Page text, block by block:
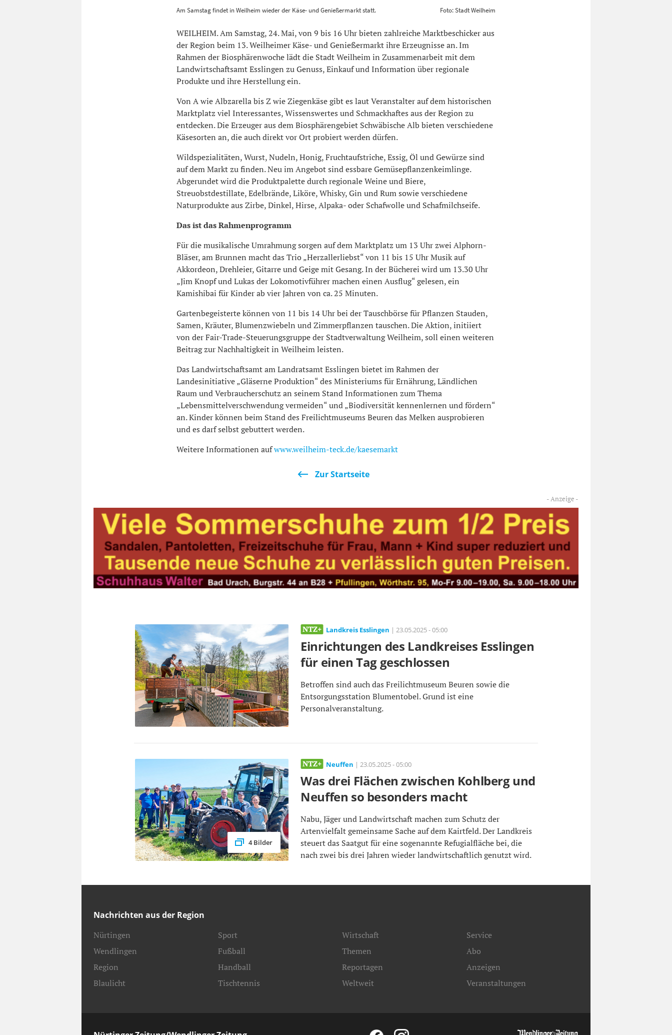
Weilheim 1200800
Am Samstag findet in Weilheim wieder der Käse- und Genießermarkt statt. Foto: Stadt Weilheim
WEILHEIM. Am Samstag, 24. Mai, von 9 bis 16 Uhr bieten zahlreiche Marktbeschicker aus
der Region beim 13. Weilheimer Käse- und Genießermarkt ihre Erzeugnisse an. Im
Rahmen der Biosphärenwoche lädt die Stadt Weilheim in Zusammenarbeit mit dem
Landwirtschaftsamt Esslingen zu Genuss, Einkauf und Information über regionale
Produkte und ihre Herstellung ein.
Von A wie Albzarella bis Z wie Ziegenkäse gibt es laut Veranstalter auf dem historischen
Marktplatz viel Interessantes, Wissenswertes und Schmackhaftes aus der Region zu
entdecken. Die Erzeuger aus dem Biosphärengebiet Schwäbische Alb bieten verschiedene
Käsesorten an, die auch direkt vor Ort probiert werden dürfen.
Wildspezialitäten, Wurst, Nudeln, Honig, Fruchtaufstriche, Essig, Öl und Gewürze sind
auf dem Markt zu finden. Neu im Angebot sind essbare Gemüsepflanzenkeimlinge.
Abgerundet wird die Produktpalette durch regionale Weine und Biere,
Streuobstdestillate, Edelbrände, Liköre, Whisky, Gin und Rum sowie verschiedene
Naturprodukte aus Zirbe, Dinkel, Hirse, Alpaka- oder Schafwolle und Schafmilchseife.
Das ist das Rahmenprogramm
Für die musikalische Umrahmung sorgen auf dem Marktplatz um 13 Uhr zwei Alphorn-
Bläser, am Brunnen macht das Trio „Herzallerliebst“ von 11 bis 15 Uhr Musik auf
Akkordeon, Drehleier, Gitarre und Geige mit Gesang. In der Bücherei wird um 13.30 Uhr
„Jim Knopf und Lukas der Lokomotivführer machen einen Ausflug“ gelesen, ein
Kamishibai für Kinder ab vier Jahren von ca. 25 Minuten.
Gartenbegeisterte können von 11 bis 14 Uhr bei der Tauschbörse für Pflanzen Stauden,
Samen, Kräuter, Blumenzwiebeln und Zimmerpflanzen tauschen. Die Aktion, initiiert
von der Fair-Trade-Steuerungsgruppe der Stadtverwaltung Weilheim, soll einen weiteren
Beitrag zur Nachhaltigkeit in Weilheim leisten.
Das Landwirtschaftsamt am Landratsamt Esslingen bietet im Rahmen der
Landesinitiative „Gläserne Produktion“ des Ministeriums für Ernährung, Ländlichen
Raum und Verbraucherschutz an seinem Stand Informationen zum Thema
„Lebensmittelverschwendung vermeiden“ und „Biodiversität kennenlernen und fördern“
an. Kinder können beim Stand des Freilichtmuseums Beuren das Melken ausprobieren
und es darf selbst gebuttert werden.
Weitere Informationen aufwww.weilheim-teck.de/kaesemarkt
Zur Startseite
Landkreis Esslingen | 23.05.2025 - 05:00
Einrichtungen des Landkreises Esslingen
für einen Tag geschlossen
Betroffen sind auch das Freilichtmuseum Beuren sowie die
Entsorgungsstation Blumentobel. Grund ist eine
Personalveranstaltung.
4 Bilder
Neuffen | 23.05.2025 - 05:00
Was drei Flächen zwischen Kohlberg und
Neuffen so besonders macht
Nabu, Jäger und Landwirtschaft machen zum Schutz der
Artenvielfalt gemeinsame Sache auf dem Kairtfeld. Der Landkreis
steuert das Saatgut für eine sogenannte Refugialfläche bei, die
nach zwei bis drei Jahren wieder landwirtschaftlich genutzt wird.
Nachrichten aus der Region
Nürtingen
Wendlingen
Region
Blaulicht
Sport
Fußball
Handball
Tischtennis
Wirtschaft
Themen
Reportagen
Weltweit
Service
Abo
Anzeigen
Veranstaltungen